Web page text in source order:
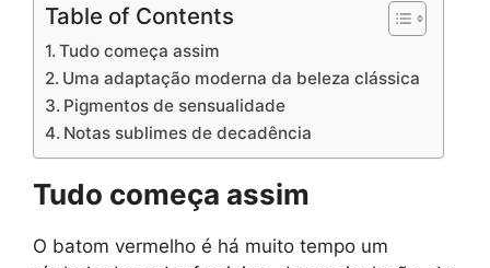
Table of Contents
Tudo começa assim
Uma adaptação moderna da beleza clássica
Pigmentos de sensualidade
Notas sublimes de decadência
Tudo começa assim
O batom vermelho é há muito tempo um